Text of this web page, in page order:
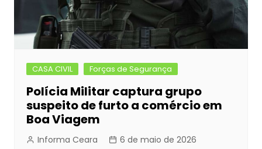
CASA CIVIL Forças de Segurança
Polícia Militar captura grupo
suspeito de furto a comércio em
Boa Viagem
Informa Ceara 6 de maio de 2026